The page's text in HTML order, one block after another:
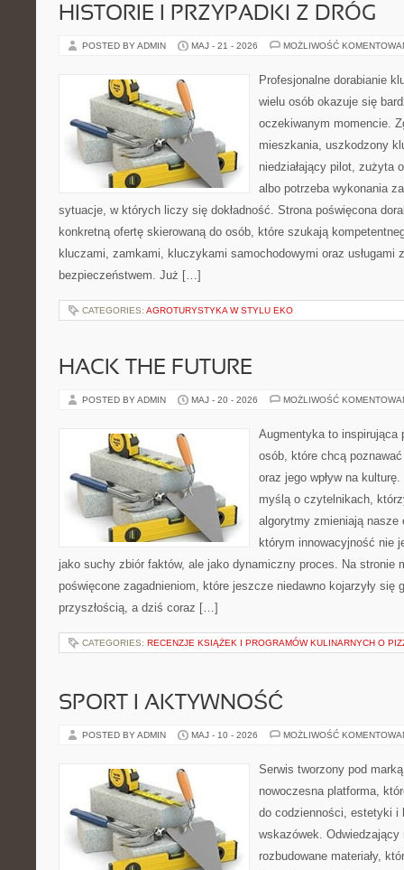
HISTORIE I PRZYPADKI Z DRÓG
POSTED BY ADMIN MAJ - 21 - 2026 MOŻLIWOŚĆ
Profesjonalne dorabianie
wielu osób okazuje się
oczekiwanym momencie.
mieszkania, uszkodzony
niedziałający pilot, zużyta
albo potrzeba wykonania
sytuacje, w których liczy się dokładność. Strona poświęcona
konkretną ofertę skierowaną do osób, które szukają
kluczami, zamkami, kluczykami samochodowymi oraz usługami
bezpieczeństwem. Już […]
CATEGORIES: AGROTURYSTYKA W STYLU EKO
HACK THE FUTURE
POSTED BY ADMIN MAJ - 20 - 2026 MOŻLIWOŚĆ
Augmentyka to inspirująca
osób, które chcą
oraz jego wpływ na
myślą o czytelnikach,
algorytmy zmieniają nasze
którym innowacyjność nie
jako suchy zbiór faktów, ale jako dynamiczny proces. Na stronie
poświęcone zagadnieniom, które jeszcze niedawno kojarzyły się
przyszłością, a dziś coraz […]
CATEGORIES: RECENZJE KSIĄŻEK I PROGRAMÓW KULINARNYCH O
SPORT I AKTYWNOŚĆ
POSTED BY ADMIN MAJ - 10 - 2026 MOŻLIWOŚĆ
Serwis tworzony pod
nowoczesna platforma,
do codzienności, estetyki i
wskazówek.
rozbudowane materiały,